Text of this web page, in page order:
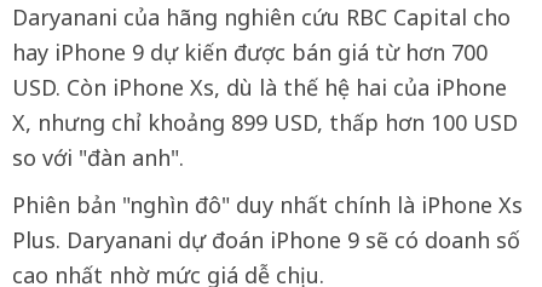
Daryanani của hãng nghiên cứu RBC Capital cho
hay iPhone 9 dự kiến được bán giá từ hơn 700
USD. Còn iPhone Xs, dù là thế hệ hai của iPhone
X, nhưng chỉ khoảng 899 USD, thấp hơn 100 USD
so với "đàn anh".
Phiên bản "nghìn đô" duy nhất chính là iPhone Xs
Plus. Daryanani dự đoán iPhone 9 sẽ có doanh số
cao nhất nhờ mức giá dễ chịu.